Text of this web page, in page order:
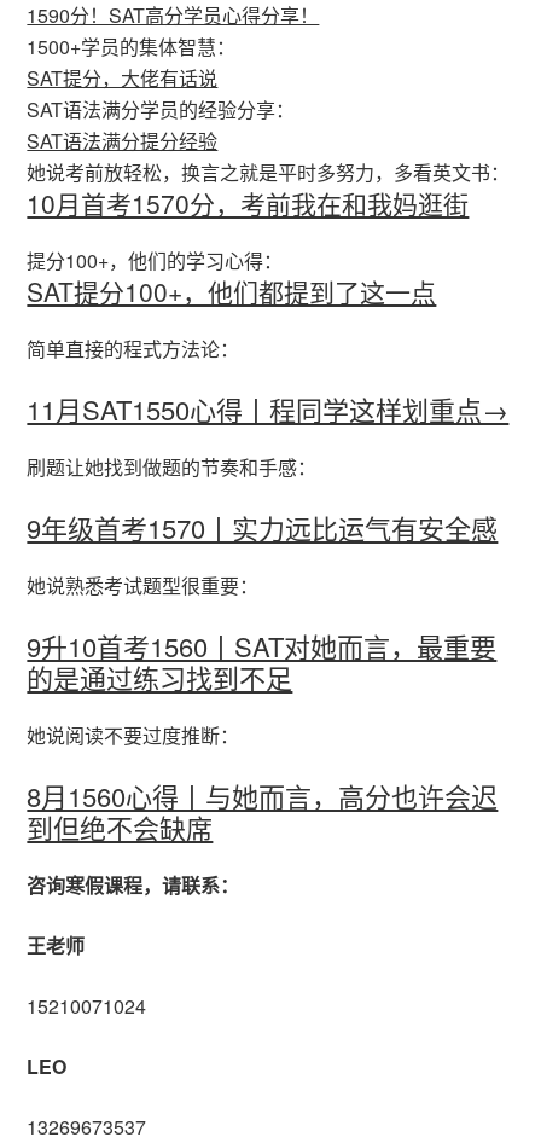
1590分！SAT高分学员心得分享！
1500+学员的集体智慧：
SAT提分，大佬有话说
SAT语法满分学员的经验分享：
SAT语法满分提分经验
她说考前放轻松，换言之就是平时多努力，多看英文书：
10月首考1570分，考前我在和我妈逛街
提分100+，他们的学习心得：
SAT提分100+，他们都提到了这一点
简单直接的程式方法论：
11月SAT1550心得丨程同学这样划重点→
刷题让她找到做题的节奏和手感：
9年级首考1570丨实力远比运气有安全感
她说熟悉考试题型很重要：
9升10首考1560丨SAT对她而言，最重要
的是通过练习找到不足
她说阅读不要过度推断：
8月1560心得丨与她而言，高分也许会迟
到但绝不会缺席
咨询寒假课程，请联系：
王老师
15210071024
LEO
13269673537